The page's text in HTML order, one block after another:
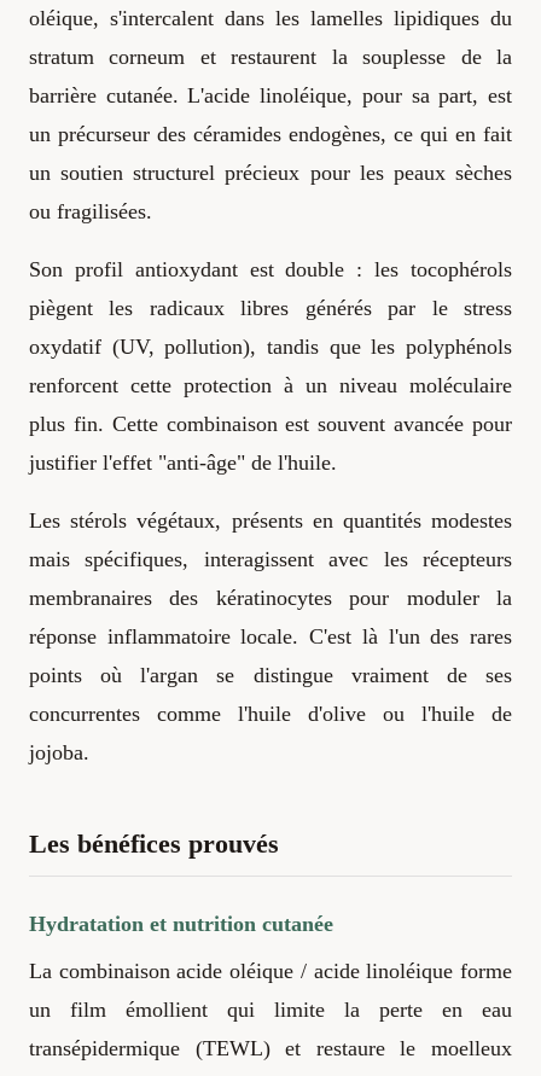
oléique, s'intercalent dans les lamelles lipidiques du
stratum corneum et restaurent la souplesse de la
barrière cutanée. L'acide linoléique, pour sa part, est
un précurseur des céramides endogènes, ce qui en fait
un soutien structurel précieux pour les peaux sèches
ou fragilisées.
Son profil antioxydant est double : les tocophérols
piègent les radicaux libres générés par le stress
oxydatif (UV, pollution), tandis que les polyphénols
renforcent cette protection à un niveau moléculaire
plus fin. Cette combinaison est souvent avancée pour
justifier l'effet "anti-âge" de l'huile.
Les stérols végétaux, présents en quantités modestes
mais spécifiques, interagissent avec les récepteurs
membranaires des kératinocytes pour moduler la
réponse inflammatoire locale. C'est là l'un des rares
points où l'argan se distingue vraiment de ses
concurrentes comme l'huile d'olive ou l'huile de
jojoba.
Les bénéfices prouvés
Hydratation et nutrition cutanée
La combinaison acide oléique / acide linoléique forme
un film émollient qui limite la perte en eau
transépidermique (TEWL) et restaure le moelleux